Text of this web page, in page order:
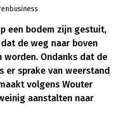
een bodem zijn gestuit,
de weg naar boven
Ondanks dat de
er sprake van weerstand
volgens Wouter
aanstalten naar